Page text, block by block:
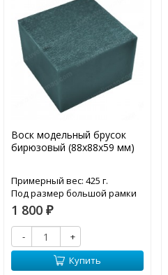
Воск модельный брусок
бирюзовый (88х88х59 мм)
Примерный вес: 425 г.
Под размер большой рамки
станка "СТРИЖ"
1 800 ₽
-
+
Купить